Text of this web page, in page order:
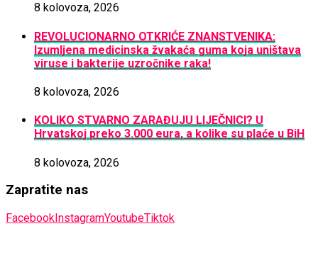
8 kolovoza, 2026
REVOLUCIONARNO OTKRIĆE ZNANSTVENIKA:
Izumljena medicinska žvakaća guma koja uništava
viruse i bakterije uzročnike raka!
8 kolovoza, 2026
KOLIKO STVARNO ZARAĐUJU LIJEČNICI? U
Hrvatskoj preko 3.000 eura, a kolike su plaće u BiH
8 kolovoza, 2026
Zapratite nas
FacebookInstagramYoutubeTiktok